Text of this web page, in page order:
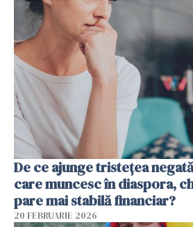
De ce ajunge tristețea
care muncesc în diaspora,
pare mai stabilă financiar?
20 FEBRUARIE 2026